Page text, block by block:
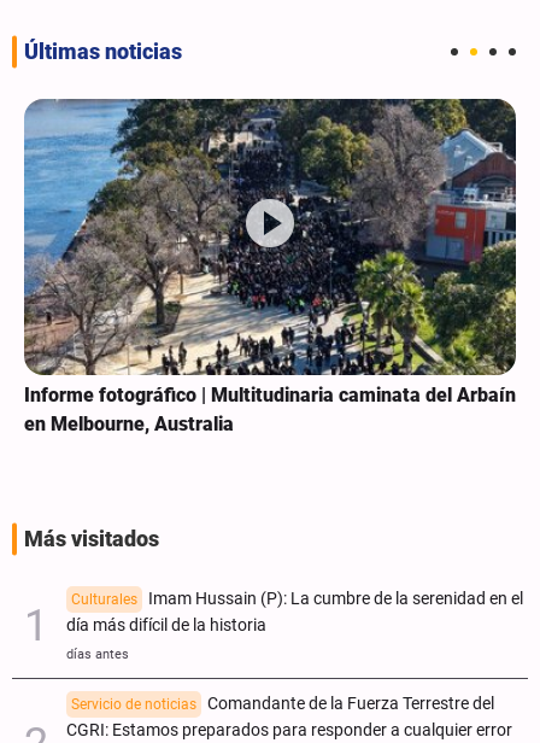
Últimas noticias
Informe fotográfico | Multitudinaria caminata del Arbaín
en Melbourne, Australia
Más visitados
Culturales
Imam Hussain (P): La cumbre de la serenidad en el
día más difícil de la historia
días antes
Servicio de noticias
Comandante de la Fuerza Terrestre del
CGRI: Estamos preparados para responder a cualquier error